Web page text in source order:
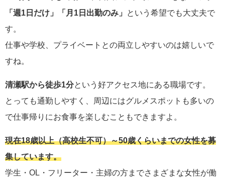
「週1日だけ」「月1日出勤のみ」
という希望でも大丈夫で
す。
仕事や学校、プライベートとの両立しやすいのは嬉しいで
すね。
清瀬駅から徒歩1分という好アクセス地にある職場です。
とっても通勤しやすく、周辺にはグルメスポットも多いの
で仕事帰りにお食事を楽しむこともできますよ。
現在18歳以上（高校生不可）～50歳くらいまでの女性を募
集しています。
学生・OL・フリーター・主婦の方までさまざまな女性が働